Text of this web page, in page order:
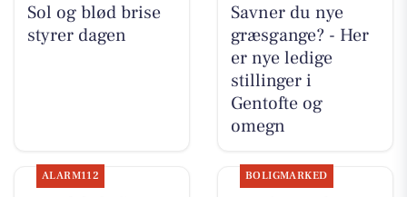
Sol og blød brise
styrer dagen
Savner du nye
græsgange? - Her
er nye ledige
stillinger i
Gentofte og
omegn
ALARM112 BOLIGMARKED